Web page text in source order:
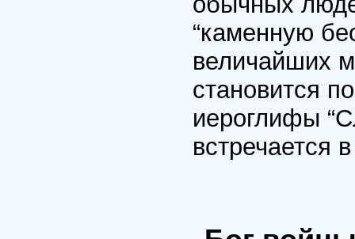
“каменную
величайших
становится
иероглифы
встречается